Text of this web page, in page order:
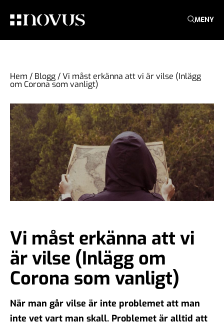
MENY
Hem / Blogg/Vi måst erkänna att vi är vilse (Inlägg
om Corona som vanligt)
Vi måst erkänna att vi
är vilse (Inlägg om
Corona som vanligt)
När man går vilse är inte problemet att man
inte vet vart man skall. Problemet är alltid att